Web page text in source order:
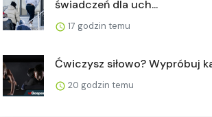
świadczeń dla uch...
17 godzin temu
Ćwiczysz siłowo? Wypróbuj
20 godzin temu